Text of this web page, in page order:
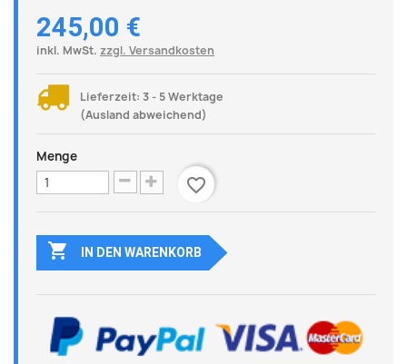
245,00 €
inkl. MwSt. zzgl. Versandkosten
Lieferzeit: 3 - 5 Werktage
(Ausland abweichend)
Menge
favorite_border
 IN DEN WARENKORB